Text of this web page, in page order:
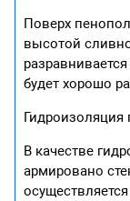
Поверх
высотой
будет хорошо
Гидроизоляция
В качестве
армировано